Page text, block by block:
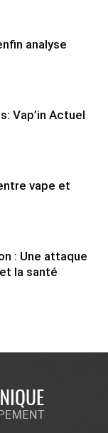
analyse
Vap’in Actuel
vape et
: Une attaque
la santé